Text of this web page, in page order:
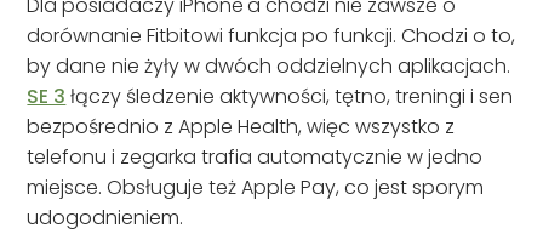
Dla posiadaczy iPhone'a chodzi nie zawsze o
dorównanie Fitbitowi funkcja po funkcji. Chodzi o to,
by dane nie żyły w dwóch oddzielnych aplikacjach.
SE 3 łączy śledzenie aktywności, tętno, treningi i sen
bezpośrednio z Apple Health, więc wszystko z
telefonu i zegarka trafia automatycznie w jedno
miejsce. Obsługuje też Apple Pay, co jest sporym
udogodnieniem.